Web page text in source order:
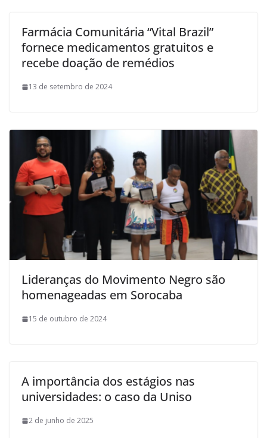
Farmácia Comunitária “Vital Brazil”
fornece medicamentos gratuitos e
recebe doação de remédios
13 de setembro de 2024
Lideranças do Movimento Negro são
homenageadas em Sorocaba
15 de outubro de 2024
A importância dos estágios nas
universidades: o caso da Uniso
2 de junho de 2025